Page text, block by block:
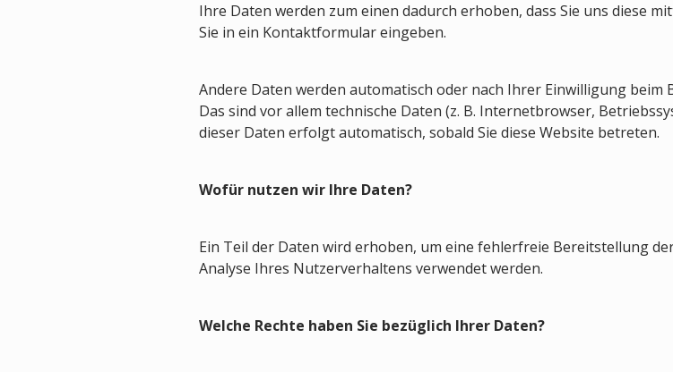
Ihre Daten werden zum einen dadurch erhoben, dass Sie uns diese
Sie in ein Kontaktformular eingeben.
Andere Daten werden automatisch oder nach Ihrer Einwilligung beim
Das sind vor allem technische Daten (z. B. Internetbrowser,
dieser Daten erfolgt automatisch, sobald Sie diese Website betreten.
Wofür nutzen wir Ihre Daten?
Ein Teil der Daten wird erhoben, um eine fehlerfreie Bereitstellung
Analyse Ihres Nutzerverhaltens verwendet werden.
Welche Rechte haben Sie bezüglich Ihrer Daten?